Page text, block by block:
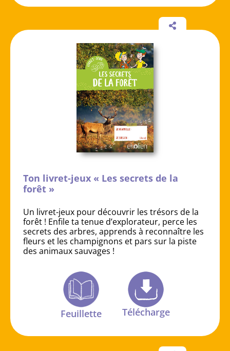
Ton livret-jeux « Les secrets de la
forêt »
Un livret-jeux pour découvrir les trésors de la
forêt ! Enfile ta tenue d’explorateur, perce les
secrets des arbres, apprends à reconnaître les
fleurs et les champignons et pars sur la piste
des animaux sauvages !
Feuillette Télécharge